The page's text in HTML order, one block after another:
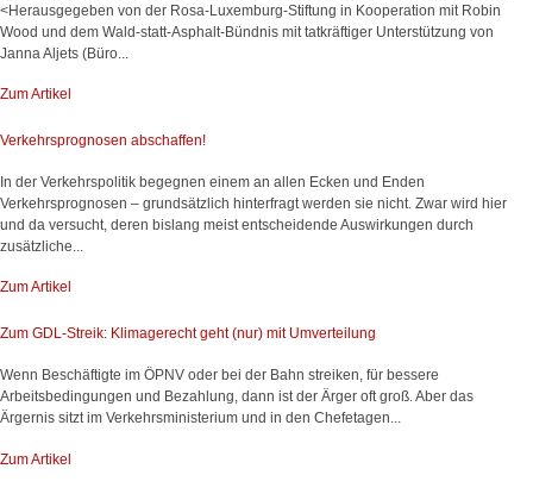
<Herausgegeben von der Rosa-Luxemburg-Stiftung in Kooperation mit Robin
Wood und dem Wald-statt-Asphalt-Bündnis mit tatkräftiger Unterstützung von
Janna Aljets (Büro...
Zum Artikel
Verkehrsprognosen abschaffen!
In der Verkehrspolitik begegnen einem an allen Ecken und Enden
Verkehrsprognosen – grundsätzlich hinterfragt werden sie nicht. Zwar wird hier
und da versucht, deren bislang meist entscheidende Auswirkungen durch
zusätzliche...
Zum Artikel
Zum GDL-Streik: Klimagerecht geht (nur) mit Umverteilung
Wenn Beschäftigte im ÖPNV oder bei der Bahn streiken, für bessere
Arbeitsbedingungen und Bezahlung, dann ist der Ärger oft groß. Aber das
Ärgernis sitzt im Verkehrsministerium und in den Chefetagen...
Zum Artikel